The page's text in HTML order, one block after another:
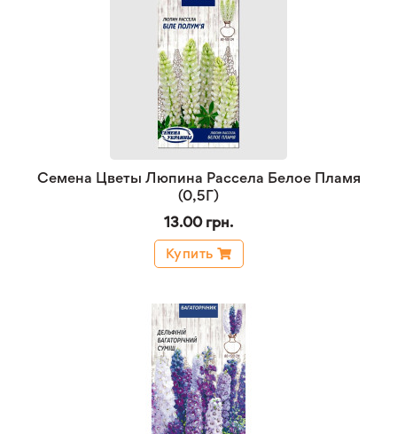
Семена Цветы Люпина Рассела Белое Пламя
(0,5Г)
13.00 грн.
Купить